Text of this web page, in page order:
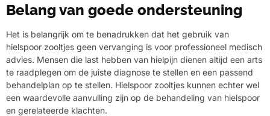
Belang van goede ondersteuning
Het is belangrijk om te benadrukken dat het gebruik van
hielspoor zooltjes geen vervanging is voor professioneel medisch
advies. Mensen die last hebben van hielpijn dienen altijd een arts
te raadplegen om de juiste diagnose te stellen en een passend
behandelplan op te stellen. Hielspoor zooltjes kunnen echter wel
een waardevolle aanvulling zijn op de behandeling van hielspoor
en gerelateerde klachten.